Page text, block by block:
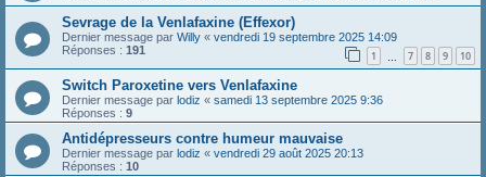
Sevrage de la Venlafaxine (Effexor)
Dernier message par Willy « vendredi 19 septembre 2025 14:09
Réponses : 191 1 7 8 9 10
Switch Paroxetine vers Venlafaxine
Dernier message par lodiz « samedi 13 septembre 2025 9:36
Réponses : 9
Antidépresseurs contre humeur mauvaise
Dernier message par lodiz « vendredi 29 août 2025 20:13
Réponses : 10